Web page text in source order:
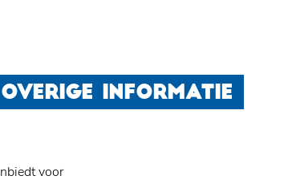
OVERIGE INFORMATIE
voor